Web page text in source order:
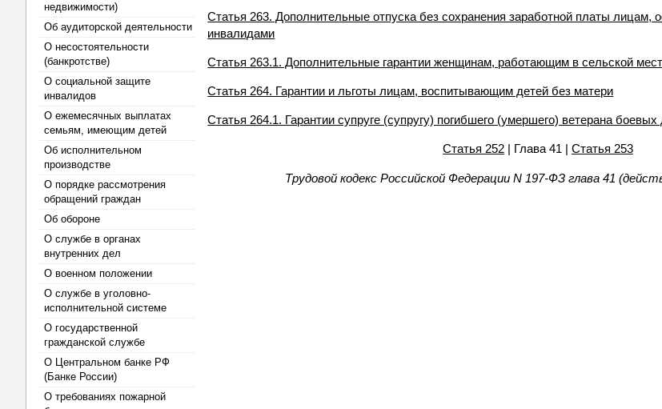
недвижимости)
Об аудиторской деятельности
О несостоятельности
(банкротстве)
О социальной защите
инвалидов
О ежемесячных выплатах
семьям, имеющим детей
Об исполнительном
производстве
О порядке рассмотрения
обращений граждан
Об обороне
О службе в органах
внутренних дел
О военном положении
О службе в уголовно-
исполнительной системе
О государственной
гражданской службе
О Центральном банке РФ
(Банке России)
О требованиях пожарной
Статья 263. Дополнительные отпуска без сохранения заработной платы
инвалидами
Статья 263.1. Дополнительные гарантии женщинам, работающим в сельской
Статья 264. Гарантии и льготы лицам, воспитывающим детей без матери
Статья 264.1. Гарантии супруге (супругу) погибшего (умершего) ветерана боевых
Статья 252| Глава 41 | Статья 253
Трудовой кодекс Российской Федерации N 197-ФЗ глава 41